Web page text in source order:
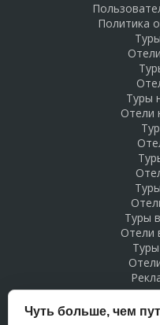
Политика
Туры
Отели
Туры
Отели
Чуть больше, чем